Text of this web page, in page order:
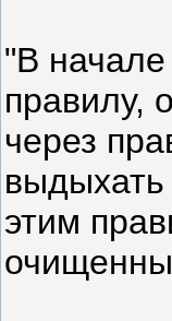
"В
правилу,
через
выдыхать
этим